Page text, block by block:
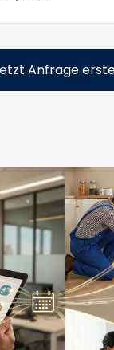
Anfrage